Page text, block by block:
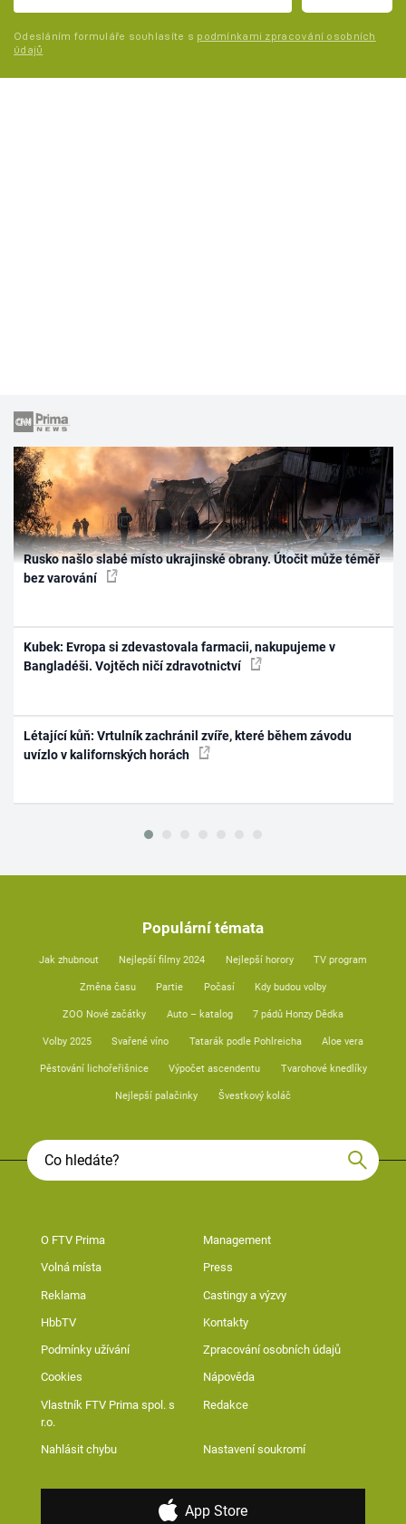
Odesláním formuláře souhlasíte s podmínkami zpracování osobních
údajů
Rusko našlo slabé místo ukrajinské obrany. Útočit může téměř
bez varování
Kubek: Evropa si zdevastovala farmacii, nakupujeme v
Bangladéši. Vojtěch ničí zdravotnictví
Létající kůň: Vrtulník zachránil zvíře, které během závodu
uvízlo v kalifornských horách
Populární témata
Jak zhubnout Nejlepší filmy 2024 Nejlepší horory TV program
Změna času Partie Počasí Kdy budou volby
ZOO Nové začátky Auto – katalog 7 pádů Honzy Dědka
Volby 2025 Svařené víno Tatarák podle Pohlreicha Aloe vera
Pěstování lichořeřišnice Výpočet ascendentu Tvarohové knedlíky
Nejlepší palačinky Švestkový koláč
O FTV Prima Management
Volná místa Press
Reklama Castingy a výzvy
HbbTV Kontakty
Podmínky užívání Zpracování osobních údajů
Cookies Nápověda
Vlastník FTV Prima spol. s
r.o.
Redakce
Nahlásit chybu Nastavení soukromí
App Store